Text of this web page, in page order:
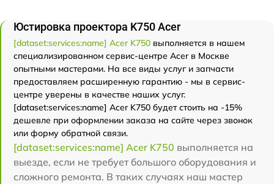
Юстировка проектора K750 Acer
[dataset:services:name] Acer K750 выполняется в нашем
специализированном сервис-центре Acer в Москве
опытными мастерами. На все виды услуг и запчасти
предоставляем расширенную гарантию - мы в сервис-
центре уверены в качестве наших услуг.
[dataset:services:name] Acer K750 будет стоить на -15%
дешевле при оформлении заказа на сайте через звонок
или форму обратной связи.
[dataset:services:name] Acer K750 выполняется на
выезде, если не требует большого оборудования и
сложного ремонта. В таких случаях наш мастер